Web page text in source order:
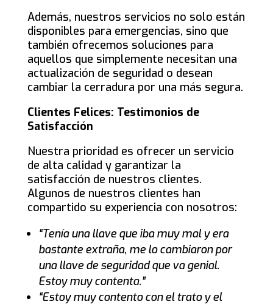
Además, nuestros servicios no solo están
disponibles para emergencias, sino que
también ofrecemos soluciones para
aquellos que simplemente necesitan una
actualización de seguridad o desean
cambiar la cerradura por una más segura.
Clientes Felices: Testimonios de
Satisfacción
Nuestra prioridad es ofrecer un servicio
de alta calidad y garantizar la
satisfacción de nuestros clientes.
Algunos de nuestros clientes han
compartido su experiencia con nosotros:
“Tenía una llave que iba muy mal y era
bastante extraña, me lo cambiaron por
una llave de seguridad que va genial.
Estoy muy contenta.”
“Estoy muy contento con el trato y el